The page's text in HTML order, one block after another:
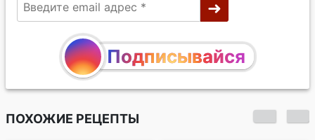
Подписывайся
ПОХОЖИЕ РЕЦЕПТЫ